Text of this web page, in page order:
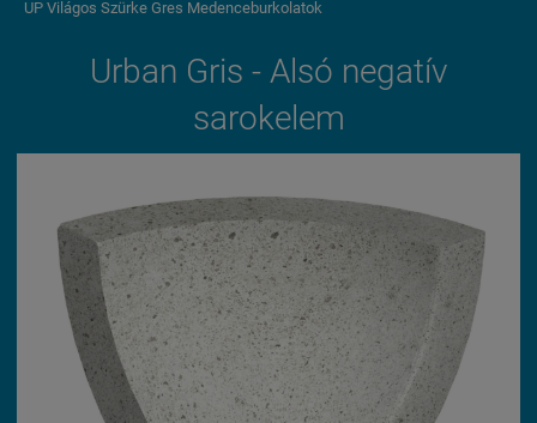
UP Világos Szürke Gres Medenceburkolatok
Urban Gris - Alsó negatív
sarokelem